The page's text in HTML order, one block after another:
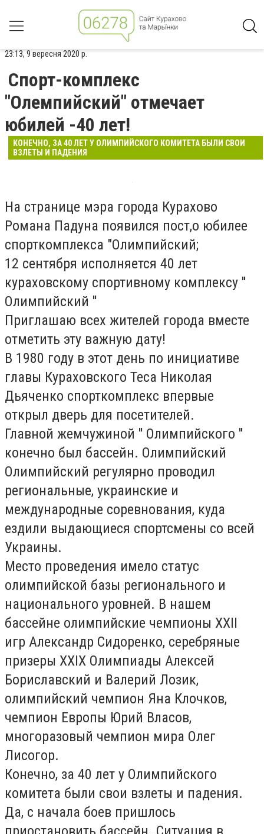
23:13, 9 вересня 2020 р.
Спорт-комплекс
"Олемпийский" отмечает
юбилей -40 лет!
КОНЕЧНО, ЗА 40 ЛЕТ У ОЛИМПИЙСКОГО КОМИТЕТА БЫЛИ СВОИ
ВЗЛЕТЫ И ПАДЕНИЯ
На странице мэра города Курахово
Романа Падуна появился пост,о юбилее
спорткомплекса "Олимпийский;
12 сентября исполняется 40 лет
кураховскому спортивному комплексу ''
Олимпийский ''
Приглашаю всех жителей города вместе
отметить эту важную дату!
В 1980 году в этот день по инициативе
главы Кураховского Теса Николая
Дьяченко спорткомплекс впервые
открыл дверь для посетителей.
Главной жемчужиной '' Олимпийского ''
конечно был бассейн. Олимпийский
Олимпийский регулярно проводил
региональные, украинские и
международные соревнования, куда
ездили выдающиеся спортсмены со всей
Украины.
Место проведения имело статус
олимпийской базы регионального и
национального уровней. В нашем
бассейне олимпийские чемпионы XXII
игр Александр Сидоренко, серебряные
призеры XXIX Олимпиады Алексей
Бориславский и Валерий Лозик,
олимпийский чемпион Яна Клочков,
чемпион Европы Юрий Власов,
многоразовый чемпион мира Олег
Лисогор.
Конечно, за 40 лет у Олимпийского
комитета были свои взлеты и падения.
Да, с начала боев пришлось